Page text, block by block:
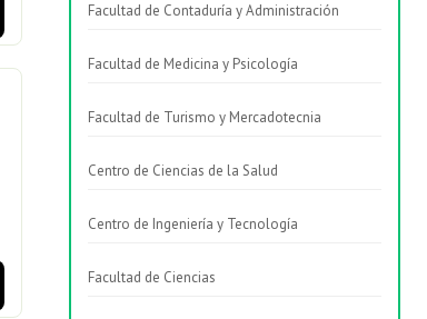
Facultad de Contaduría y Administración
Facultad de Medicina y Psicología
Facultad de Turismo y Mercadotecnia
Centro de Ciencias de la Salud
Centro de Ingeniería y Tecnología
Facultad de Ciencias